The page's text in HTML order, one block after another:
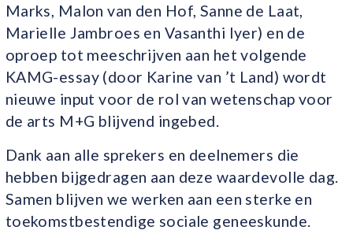
Marks, Malon van den Hof, Sanne de Laat,
Marielle Jambroes en Vasanthi Iyer) en de
oproep tot meeschrijven aan het volgende
KAMG-essay (door Karine van ’t Land) wordt
nieuwe input voor de rol van wetenschap voor
de arts M+G blijvend ingebed.
Dank aan alle sprekers en deelnemers die
hebben bijgedragen aan deze waardevolle dag.
Samen blijven we werken aan een sterke en
toekomstbestendige sociale geneeskunde.